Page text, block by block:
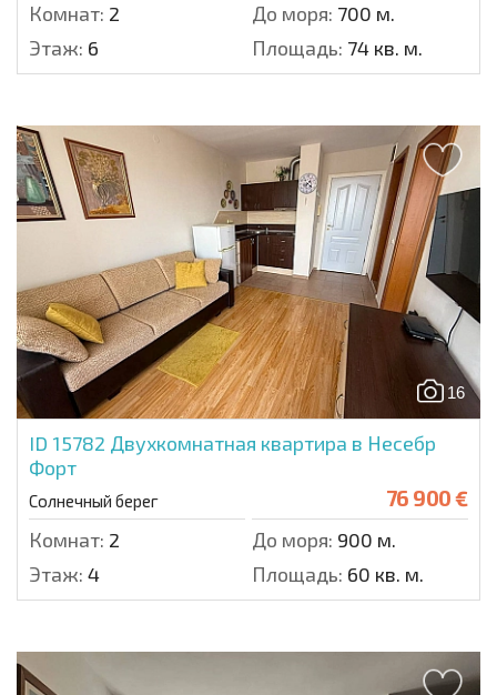
Комнат: 2 До моря: 700 м.
Этаж: 6 Площадь: 74 кв. м.
16
ID 15782 Двухкомнатная квартира в Несебр
Форт
Солнечный берег 76 900 €
Комнат: 2 До моря: 900 м.
Этаж: 4 Площадь: 60 кв. м.